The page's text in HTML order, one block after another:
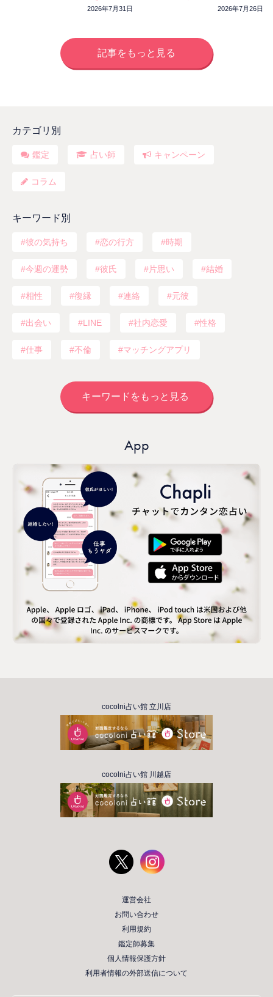
2026年7月31日 2026年7月26日
記事をもっと見る
カテゴリ別
鑑定 占い師 キャンペーン
コラム
キーワード別
彼の気持ち 恋の行方 時期
今週の運勢 彼氏 片思い 結婚
相性 復縁 連絡 元彼
出会い LINE 社内恋愛 性格
仕事 不倫 マッチングアプリ
キーワードをもっと見る
App
cocolni占い館 立川店
cocolni占い館 川越店
運営会社
お問い合わせ
利用規約
鑑定師募集
個人情報保護方針
利用者情報の外部送信について